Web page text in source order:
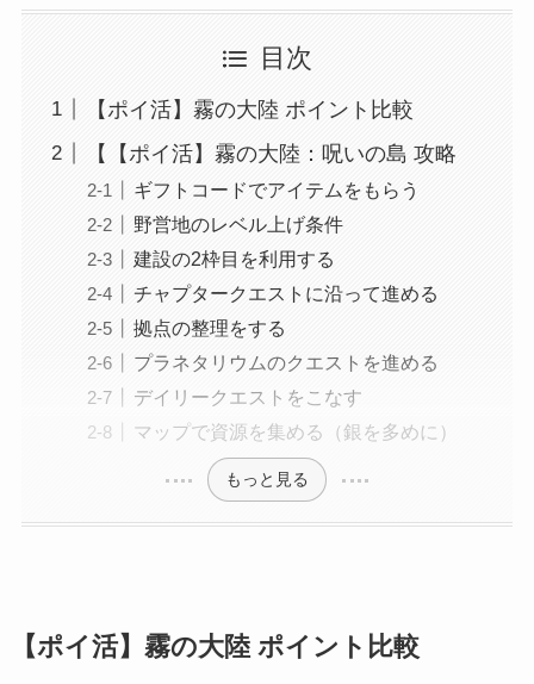
目次
【ポイ活】霧の大陸 ポイント比較
【【ポイ活】霧の大陸：呪いの島 攻略
ギフトコードでアイテムをもらう
野営地のレベル上げ条件
建設の2枠目を利用する
チャプタークエストに沿って進める
拠点の整理をする
プラネタリウムのクエストを進める
デイリークエストをこなす
マップで資源を集める（銀を多めに）
もっと見る
【ポイ活】霧の大陸 ポイント比較